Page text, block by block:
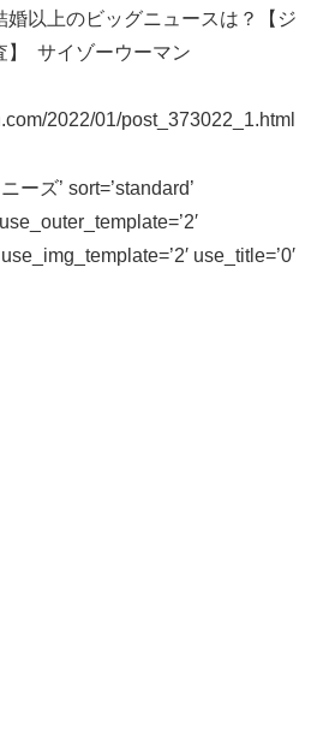
以上のビッグニュースは？【ジ
】 サイゾーウーマン
2022/01/post_373022_1.html
ーズ’ sort=’standard’
use_title=’0′